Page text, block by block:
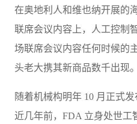
在奥地利人和维也纳开展的
联席会议内容上，人工控制
场联席会议内容任何时候的
头老大携其新商品数千出现。
随着机械构明年 10 月正式发
近几年前，FDA 立身处世工